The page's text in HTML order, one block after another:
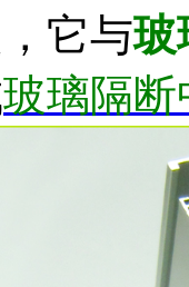
它与玻
玻璃隔断